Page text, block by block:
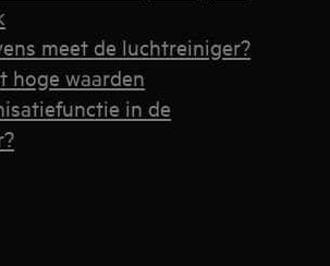
meet de luchtreiniger?
hoge waarden
in de